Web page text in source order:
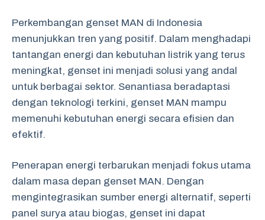
Perkembangan genset MAN di Indonesia
menunjukkan tren yang positif. Dalam menghadapi
tantangan energi dan kebutuhan listrik yang terus
meningkat, genset ini menjadi solusi yang andal
untuk berbagai sektor. Senantiasa beradaptasi
dengan teknologi terkini, genset MAN mampu
memenuhi kebutuhan energi secara efisien dan
efektif.
Penerapan energi terbarukan menjadi fokus utama
dalam masa depan genset MAN. Dengan
mengintegrasikan sumber energi alternatif, seperti
panel surya atau biogas, genset ini dapat